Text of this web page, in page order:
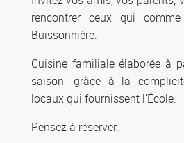
rencontrer ceux qui
Buissonnière.
Cuisine familiale élaborée à
saison, grâce à la
locaux qui fournissent l’École.
Pensez à réserver.